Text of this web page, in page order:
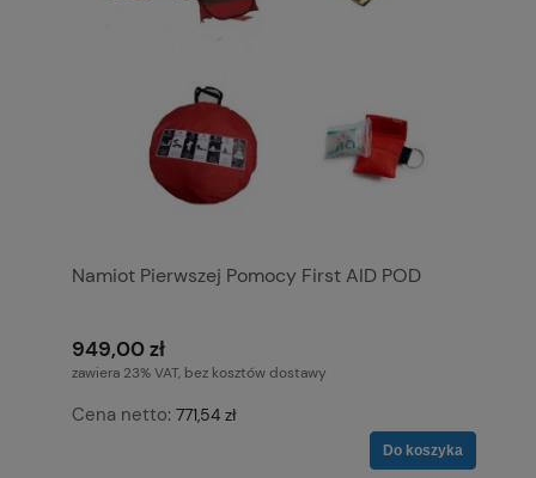
Namiot Pierwszej Pomocy First AID POD
949,00 zł
zawiera 23% VAT, bez kosztów dostawy
Cena netto: 771,54 zł
Do koszyka